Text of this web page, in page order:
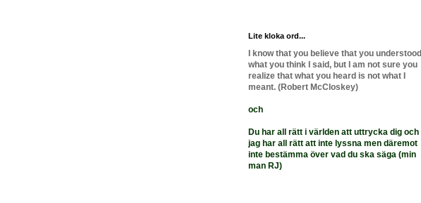
Lite kloka ord...
I know that you believe that you understood
what you think I said, but I am not sure you
realize that what you heard is not what I
meant. (Robert McCloskey)
och
Du har all rätt i världen att uttrycka dig och
jag har all rätt att inte lyssna men däremot
inte bestämma över vad du ska säga (min
man RJ)